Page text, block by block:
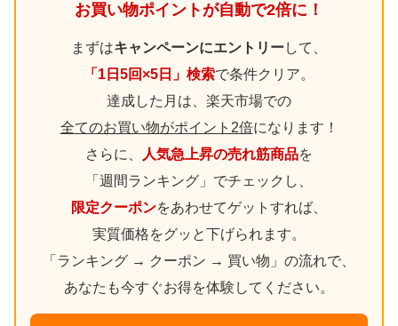
お買い物ポイントが自動で2倍に！
まずはキャンペーンにエントリーして、
「1日5回×5日」検索で条件クリア。
達成した月は、楽天市場での
全てのお買い物がポイント2倍になります！
さらに、
人気急上昇の売れ筋商品を
「週間ランキング」でチェックし、
限定クーポンをあわせてゲットすれば、
実質価格をグッと下げられます。
「ランキング → クーポン → 買い物」の流れで、
あなたも今すぐお得を体験してください。